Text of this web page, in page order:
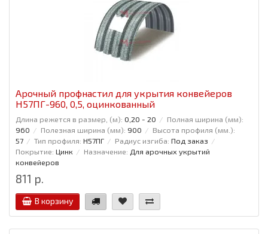
Арочный профнастил для укрытия конвейеров
Н57ПГ-960, 0,5, оцинкованный
Длина режется в размер, (м): 0,20 - 20
Полная ширина (мм):
960
Полезная ширина (мм): 900
Высота профиля (мм.):
57
Тип профиля: Н57ПГ Радиус изгиба: Под заказ
Покрытие: Цинк Назначение: Для арочных укрытий
конвейеров
811 р.
В корзину